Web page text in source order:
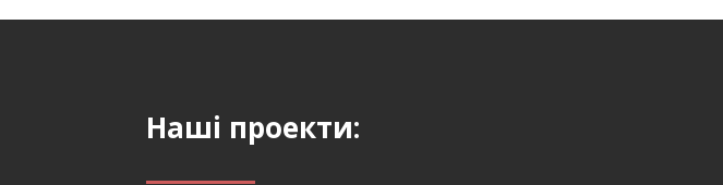
Наші проекти: